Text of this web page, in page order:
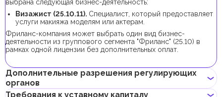
выбрана следующая бизнес-деятельность:
Визажист (25.10.11). Специалист, который предоставляет
услуги макияжа моделям или актерам.
Фриланс-компания может выбрать один вид бизнес-
деятельности из группового сегмента "Фриланс" (25.10) в
рамках одной лицензии без дополнительных оплат.
Дополнительные разрешения регулирующих
органов
Требования к уставному капиталу